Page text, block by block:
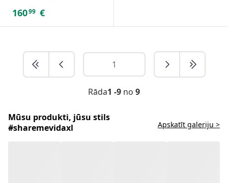
16099 €
Rāda1 -9 no 9
Mūsu produkti, jūsu stils
#sharemevidaxl
Apskatīt galeriju >